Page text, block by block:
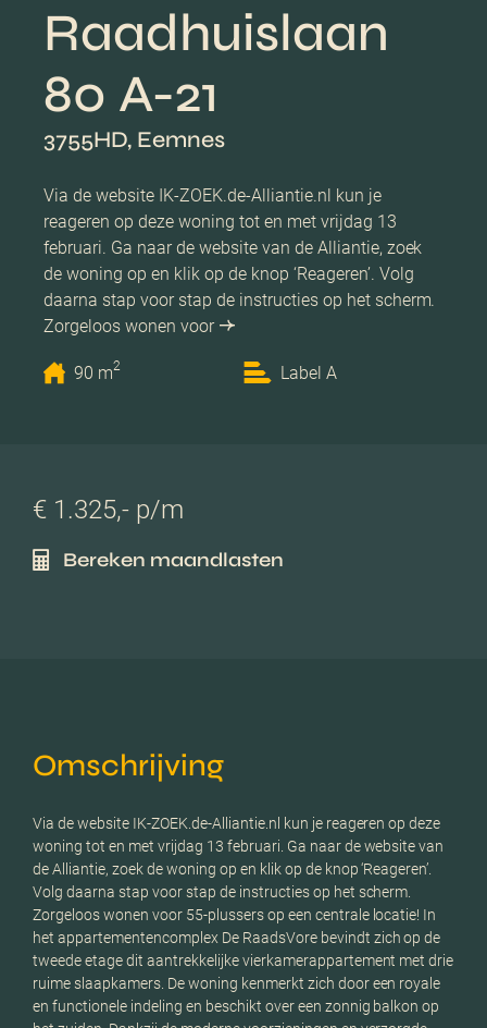
Raadhuislaan
80 A-21
3755HD, Eemnes
Via de website IK-ZOEK.de-Alliantie.nl kun je
reageren op deze woning tot en met vrijdag 13
februari. Ga naar de website van de Alliantie, zoek
de woning op en klik op de knop ‘Reageren’. Volg
daarna stap voor stap de instructies op het scherm.
Zorgeloos wonen voor
90 m2 Label A
€ 1.325,- p/m
Bereken maandlasten
Omschrijving
Via de website IK-ZOEK.de-Alliantie.nl kun je reageren op deze
woning tot en met vrijdag 13 februari. Ga naar de website van
de Alliantie, zoek de woning op en klik op de knop ‘Reageren’.
Volg daarna stap voor stap de instructies op het scherm.
Zorgeloos wonen voor 55-plussers op een centrale locatie! In
het appartementencomplex De RaadsVore bevindt zich op de
tweede etage dit aantrekkelijke vierkamerappartement met drie
ruime slaapkamers. De woning kenmerkt zich door een royale
en functionele indeling en beschikt over een zonnig balkon op